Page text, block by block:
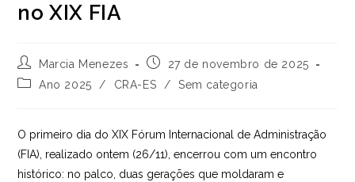
no XIX FIA
Autor
do
post:
Marcia Menezes
Post
publicado:
27 de novembro de 2025
Categoria
Ano 2025 / CRA-ES / Sem categoria
O primeiro dia do XIX Fórum Internacional de Administração
(FIA), realizado ontem (26/11), encerrou com um encontro
histórico: no palco, duas gerações que moldaram e